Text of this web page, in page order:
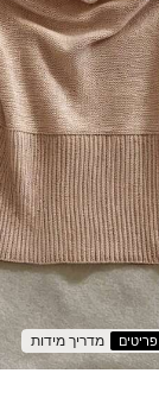
פריטים מדריך מידות